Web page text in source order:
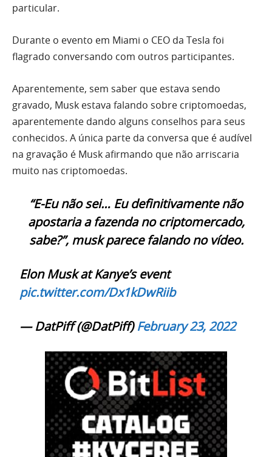
particular.
Durante o evento em Miami o CEO da Tesla foi
flagrado conversando com outros participantes.
Aparentemente, sem saber que estava sendo
gravado, Musk estava falando sobre criptomoedas,
aparentemente dando alguns conselhos para seus
conhecidos. A única parte da conversa que é audível
na gravação é Musk afirmando que não arriscaria
muito nas criptomoedas.
“E-Eu não sei… Eu definitivamente não
apostaria a fazenda no criptomercado,
sabe?”, musk parece falando no vídeo.
Elon Musk at Kanye’s event
pic.twitter.com/Dx1kDwRiib
— DatPiff (@DatPiff)February 23, 2022